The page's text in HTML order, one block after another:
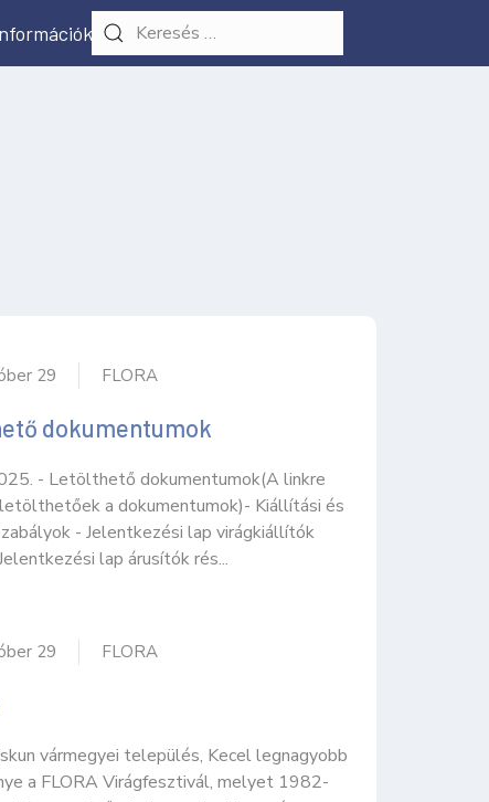
29 FLORA
dokumentumok
- Letölthető dokumentumok(A linkre
a dokumentumok)- Kiállítási és
- Jelentkezési lap virágkiállítók
lap árusítók rés...
29 FLORA
vármegyei település, Kecel legnagyobb
a FLORA Virágfesztivál, melyet 1982-